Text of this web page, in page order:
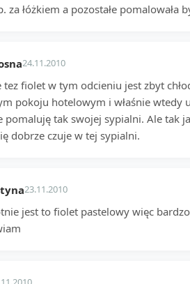
za łóżkiem a pozostałe
24.11.2010
tez fiolet w tym odcieniu jest zbyt
pokoju hotelowym i właśnie wtedy
pomaluję tak swojej sypialni. Ale tak
dobrze czuje w tej sypialni.
23.11.2010
jest to fiolet pastelowy więc